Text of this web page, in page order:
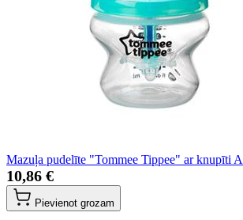
Mazuļa pudelīte "Tommee Tippee" ar knupīti
10,86 €
Pievienot grozam